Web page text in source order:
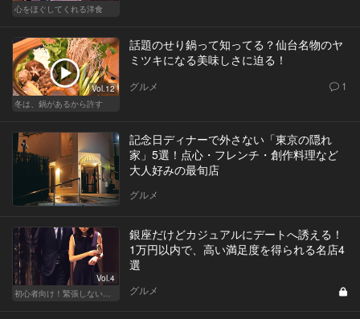
心をほぐしてくれる洋食
Vol.12
冬は、鍋があるから許す
話題のせり鍋って知ってる？仙台名物のヤ
ミツキになる美味しさに迫る！
グルメ 1
記念日ディナーで外さない「東京の隠れ
家」5選！点心・フレンチ・創作料理など
大人好みの最旬店
グルメ
Vol.4
銀座だけどカジュアルにデートへ誘える！
1万円以内で、高い満足度を得られる名店4
選
グルメ